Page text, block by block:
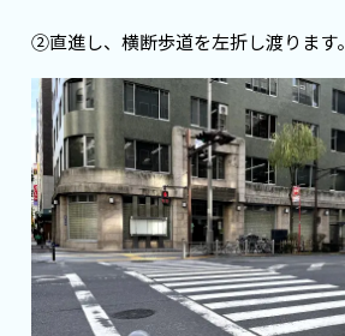
②直進し、横断歩道を左折し渡ります。